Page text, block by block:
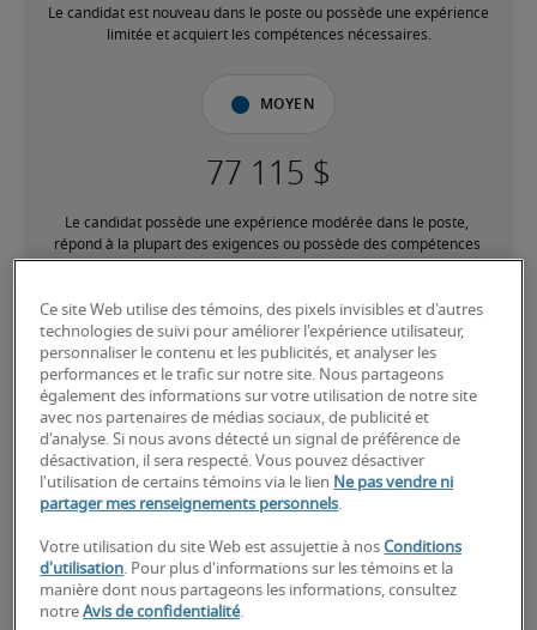
Le candidat est nouveau dans le poste ou possède une expérience
limitée et acquiert les compétences nécessaires.
Moyen
Le candidat possède une expérience modérée dans le poste,
répond à la plupart des exigences ou possède des compétences
transférables équivalentes, et peut également détenir des
Élevé
Le candidat possède une vaste expérience et des compétences
avancées pour le poste, et peut également détenir des
Ce site Web utilise des témoins, des pixels invisibles et d'autres
technologies de suivi pour améliorer l'expérience utilisateur,
personnaliser le contenu et les publicités, et analyser les
performances et le trafic sur notre site. Nous partageons
également des informations sur votre utilisation de notre site
avec nos partenaires de médias sociaux, de publicité et
d'analyse. Si nous avons détecté un signal de préférence de
désactivation, il sera respecté. Vous pouvez désactiver
l'utilisation de certains témoins via le lien Ne pas vendre ni
partager mes renseignements personnels.
Votre utilisation du site Web est assujettie à nosConditions
d'utilisation . Pour plus d'informations sur les témoins et la
manière dont nous partageons les informations, consultez
notreAvis de confidentialité.